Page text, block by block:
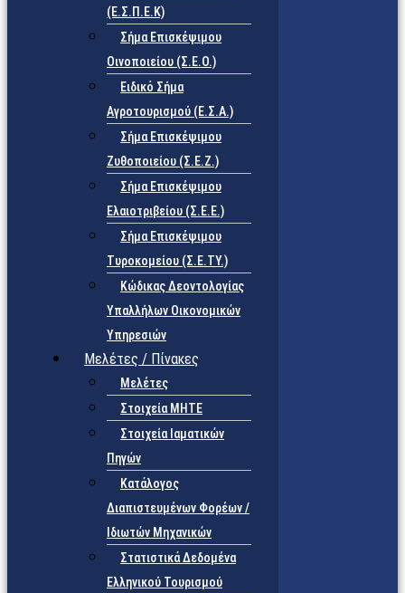
(Ε.Σ.Π.Ε.Κ)
Σήμα Επισκέψιμου
Οινοποιείου (Σ.Ε.Ο.)
Ειδικό Σήμα
Αγροτουρισμού (Ε.Σ.Α.)
Σήμα Επισκέψιμου
Ζυθοποιείου (Σ.Ε.Ζ.)
Σήμα Επισκέψιμου
Ελαιοτριβείου (Σ.Ε.Ε.)
Σήμα Επισκέψιμου
Τυροκομείου (Σ.Ε.TY.)
Κώδικας Δεοντολογίας
Υπαλλήλων Οικονομικών
Υπηρεσιών
Μελέτες / Πίνακες
Μελέτες
Στοιχεία ΜΗΤΕ
Στοιχεία Ιαματικών
Πηγών
Κατάλογος
Διαπιστευμένων Φορέων /
Ιδιωτών Μηχανικών
Στατιστικά Δεδομένα
Ελληνικού Τουρισμού